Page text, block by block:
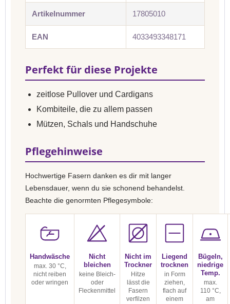
Artikelnummer 17805010
EAN 4033493348171
Perfekt für diese Projekte
zeitlose Pullover und Cardigans
Kombiteile, die zu allem passen
Mützen, Schals und Handschuhe
Pflegehinweise
Hochwertige Fasern danken es dir mit langer
Lebensdauer, wenn du sie schonend behandelst.
Beachte die genormten Pflegesymbole:
Handwäsche
max. 30 °C,
nicht reiben
oder wringen
Nicht
bleichen
keine Bleich-
oder
Fleckenmittel
Nicht im
Trockner
Hitze
lässt die
Fasern
verfilzen
Liegend
trocknen
in Form
ziehen,
flach auf
einem
Bügeln,
niedrige
Temp.
max.
110 °C,
am